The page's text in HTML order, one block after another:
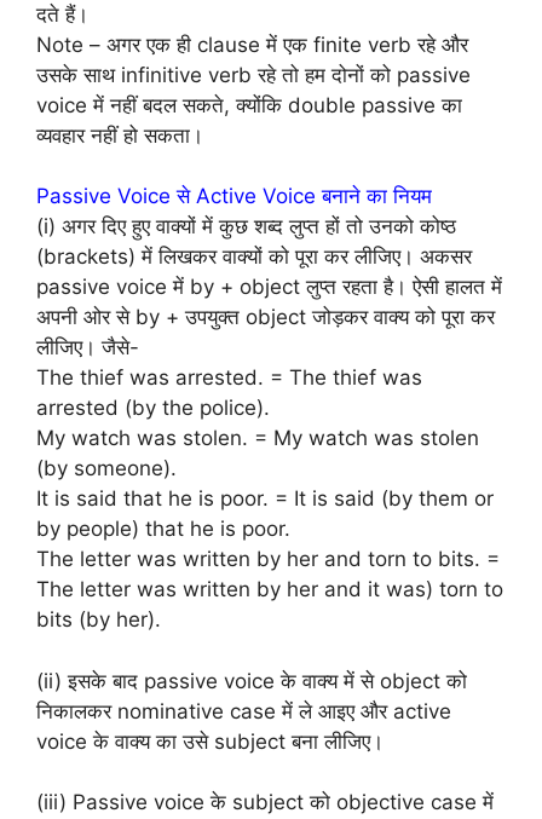
दते हैं।
Note – अगर एक ही clause में एक finite verb रहे और
उसके साथ infinitive verb रहे तो हम दोनों को passive
voice में नहीं बदल सकते, क्योंकि double passive का
व्यवहार नहीं हो सकता।
Passive Voice से Active Voice बनाने का नियम
(i) अगर दिए हुए वाक्यों में कुछ शब्द लुप्त हों तो उनको कोष्ठ
(brackets) में लिखकर वाक्यों को पूरा कर लीजिए। अकसर
passive voice में by + object लुप्त रहता है। ऐसी हालत में
अपनी ओर से by + उपयुक्त object जोड़कर वाक्य को पूरा कर
लीजिए। जैसे-
The thief was arrested. = The thief was
arrested (by the police).
My watch was stolen. = My watch was stolen
(by someone).
It is said that he is poor. = It is said (by them or
by people) that he is poor.
The letter was written by her and torn to bits. =
The letter was written by her and it was) torn to
bits (by her).
(ii) इसके बाद passive voice के वाक्य में से object को
निकालकर nominative case में ले आइए और active
voice के वाक्य का उसे subject बना लीजिए।
(iii) Passive voice के subject को objective case में